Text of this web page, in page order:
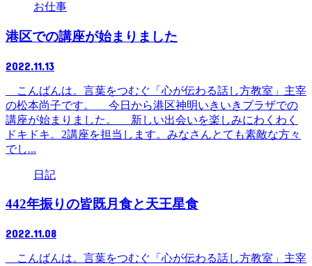
お仕事
港区での講座が始まりました
2022.11.13
こんばんは。言葉をつむぐ「心が伝わる話し方教室」主宰
の松本尚子です。 今日から港区神明いきいきプラザでの
講座が始まりました。 新しい出会いを楽しみにわくわく
ドキドキ。2講座を担当します。みなさんとても素敵な方々
でし...
日記
442年振りの皆既月食と天王星食
2022.11.08
こんばんは。言葉をつむぐ「心が伝わる話し方教室」主宰